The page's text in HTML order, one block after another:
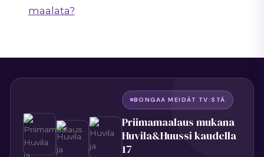
maalata?
BONGAA MEIDÄT TV:STÄ
Priimamaalaus mukana
Huvila&Huussi kaudella
17